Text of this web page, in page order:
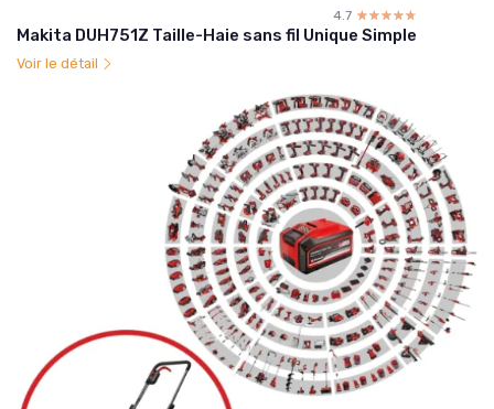
4.7 ☆☆☆☆☆
★★★★★
Makita DUH751Z Taille-Haie sans fil Unique Simple
Voir le détail